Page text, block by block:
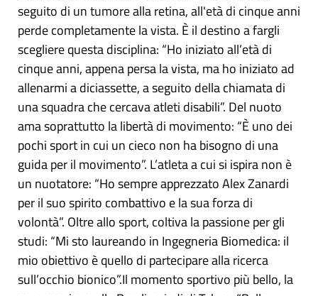
seguito di un tumore alla retina, all'età di cinque anni
perde completamente la vista. È il destino a fargli
scegliere questa disciplina: “Ho iniziato all’età di
cinque anni, appena persa la vista, ma ho iniziato ad
allenarmi a diciassette, a seguito della chiamata di
una squadra che cercava atleti disabili”. Del nuoto
ama soprattutto la libertà di movimento: “È uno dei
pochi sport in cui un cieco non ha bisogno di una
guida per il movimento”. L’atleta a cui si ispira non è
un nuotatore: “Ho sempre apprezzato Alex Zanardi
per il suo spirito combattivo e la sua forza di
volontà”. Oltre allo sport, coltiva la passione per gli
studi: “Mi sto laureando in Ingegneria Biomedica: il
mio obiettivo è quello di partecipare alla ricerca
sull’occhio bionico”.Il momento sportivo più bello, la